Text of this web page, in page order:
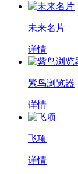
未来名片
详情
紫鸟浏览器
详情
飞项
详情